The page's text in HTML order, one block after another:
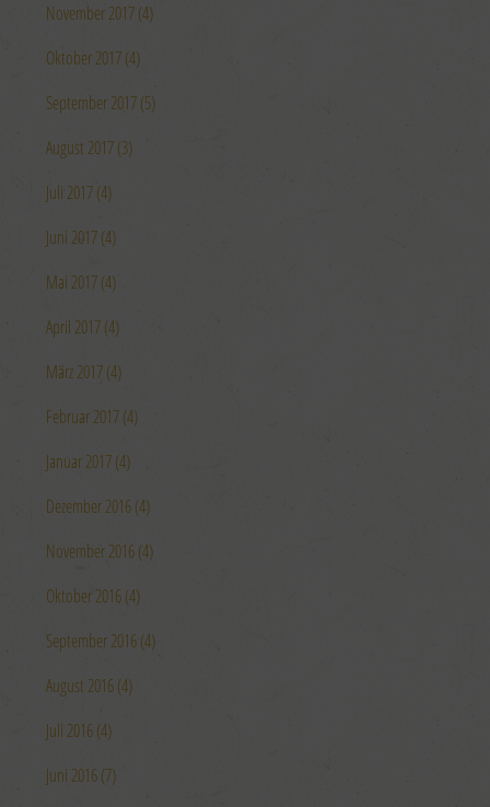
November 2017 (4)
Oktober 2017 (4)
September 2017 (5)
August 2017 (3)
Juli 2017 (4)
Juni 2017 (4)
Mai 2017 (4)
April 2017 (4)
März 2017 (4)
Februar 2017 (4)
Januar 2017 (4)
Dezember 2016 (4)
November 2016 (4)
Oktober 2016 (4)
September 2016 (4)
August 2016 (4)
Juli 2016 (4)
Juni 2016 (7)